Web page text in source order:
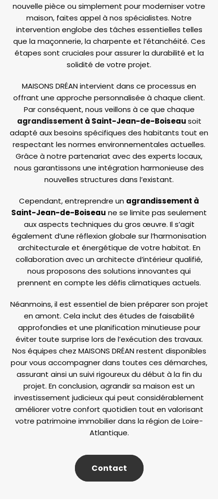
nouvelle pièce ou simplement pour moderniser votre
maison, faites appel à nos spécialistes. Notre
intervention englobe des tâches essentielles telles
que la maçonnerie, la charpente et l’étanchéité. Ces
étapes sont cruciales pour assurer la durabilité et la
solidité de votre projet.
MAISONS DRÉAN intervient dans ce processus en
offrant une approche personnalisée à chaque client.
Par conséquent, nous veillons à ce que chaque
agrandissement à Saint-Jean-de-Boiseausoit
adapté aux besoins spécifiques des habitants tout en
respectant les normes environnementales actuelles.
Grâce à notre partenariat avec des experts locaux,
nous garantissons une intégration harmonieuse des
nouvelles structures dans l’existant.
Cependant, entreprendre un agrandissement à
Saint-Jean-de-Boiseau ne se limite pas seulement
aux aspects techniques du gros œuvre. Il s’agit
également d’une réflexion globale sur l’harmonisation
architecturale et énergétique de votre habitat. En
collaboration avec un architecte d’intérieur qualifié,
nous proposons des solutions innovantes qui
prennent en compte les défis climatiques actuels.
Néanmoins, il est essentiel de bien préparer son projet
en amont. Cela inclut des études de faisabilité
approfondies et une planification minutieuse pour
éviter toute surprise lors de l’exécution des travaux.
Nos équipes chez MAISONS DRÉAN restent disponibles
pour vous accompagner dans toutes ces démarches,
assurant ainsi un suivi rigoureux du début à la fin du
projet. En conclusion, agrandir sa maison est un
investissement judicieux qui peut considérablement
améliorer votre confort quotidien tout en valorisant
votre patrimoine immobilier dans la région de Loire-
Atlantique.
Contact